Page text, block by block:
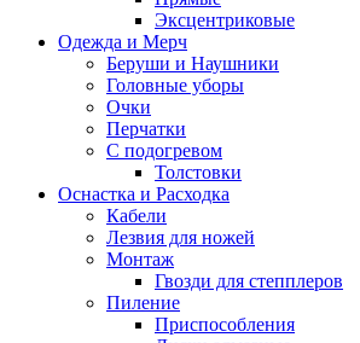
Эксцентриковые
Одежда и Мерч
Беруши и Наушники
Головные уборы
Очки
Перчатки
С подогревом
Толстовки
Оснастка и Расходка
Кабели
Лезвия для ножей
Монтаж
Гвозди для степплеров
Пиление
Приспособления